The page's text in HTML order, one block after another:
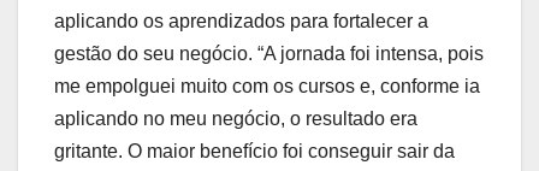
aplicando os aprendizados para fortalecer a
gestão do seu negócio. “A jornada foi intensa, pois
me empolguei muito com os cursos e, conforme ia
aplicando no meu negócio, o resultado era
gritante. O maior benefício foi conseguir sair da